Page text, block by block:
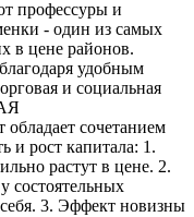
профессуры и
- один из самых
в цене районов.
удобным
и социальная
сочетанием
и рост капитала: 1.
растут в цене. 2.
состоятельных
3. Эффект новизны